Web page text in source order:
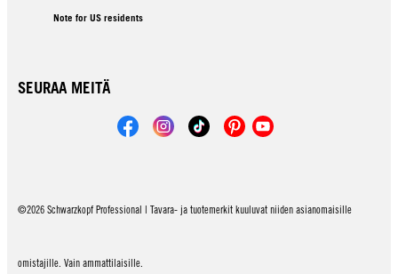
Note for US residents
SEURAA MEITÄ
©2026 Schwarzkopf Professional | Tavara- ja tuotemerkit kuuluvat niiden asianomaisille
omistajille. Vain ammattilaisille.